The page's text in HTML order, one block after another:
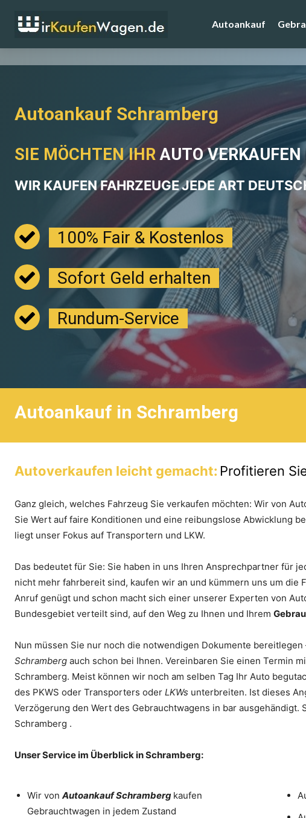
Autoankauf
Autoankauf Schramberg
SIE MÖCHTEN IHRAUTO
WIR KAUFEN FAHRZEUGEJEDE ART
100% Fair & Kostenlos
Sofort Geld erhalten
Rundum-Service
Autoankauf in Schramberg
Autoverkaufen leicht gemacht: Profitieren
Ganz gleich, welches Fahrzeug Sie verkaufen möchten: Wir von
Sie Wert auf faire Konditionen und eine reibungslose Abwicklung
liegt unser Fokus auf Transportern und LKW.
Das bedeutet für Sie: Sie haben in uns Ihren Ansprechpartner für
nicht mehr fahrbereit sind, kaufen wir an und kümmern uns um die
Anruf genügt und schon macht sich einer unserer Experten von
Bundesgebiet verteilt sind, auf den Weg zu Ihnen und Ihrem
Nun müssen Sie nur noch die notwendigen Dokumente bereitlegen
Schramberg auch schon bei Ihnen. Vereinbaren Sie einen Termin
Schramberg. Meist können wir noch am selben Tag Ihr Auto
des PKWS oder Transporters oder LKWs unterbreiten. Ist dieses
Verzögerung den Wert des Gebrauchtwagens in bar
Schramberg .
Unser Service im Überblick in Schramberg:
Wir von AutoankaufSchramberg kaufen
Gebrauchtwagen in jedem Zustand